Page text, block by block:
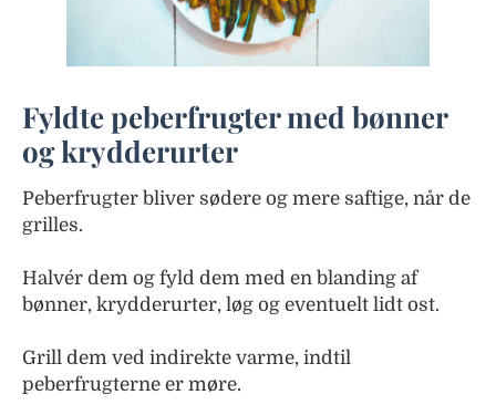
Fyldte peberfrugter med bønner
og krydderurter
Peberfrugter bliver sødere og mere saftige, når de
grilles.
Halvér dem og fyld dem med en blanding af
bønner, krydderurter, løg og eventuelt lidt ost.
Grill dem ved indirekte varme, indtil
peberfrugterne er møre.